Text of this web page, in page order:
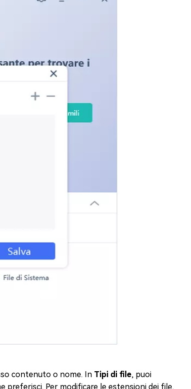
contenuto o nome. In Tipi di file, puoi
preferisci. Per modificare le estensioni dei file,